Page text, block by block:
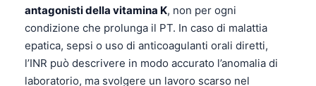
antagonisti della vitamina K, non per ogni
condizione che prolunga il PT. In caso di malattia
epatica, sepsi o uso di anticoagulanti orali diretti,
l’INR può descrivere in modo accurato l’anomalia di
laboratorio, ma svolgere un lavoro scarso nel